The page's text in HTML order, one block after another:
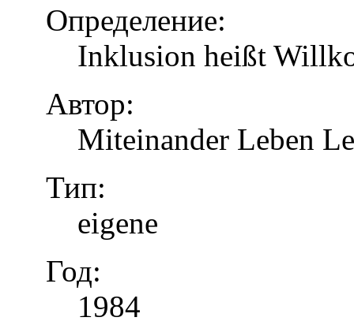
Определение:
Inklusion heißt
Автор:
Miteinander Leben
Тип:
eigene
Год:
1984